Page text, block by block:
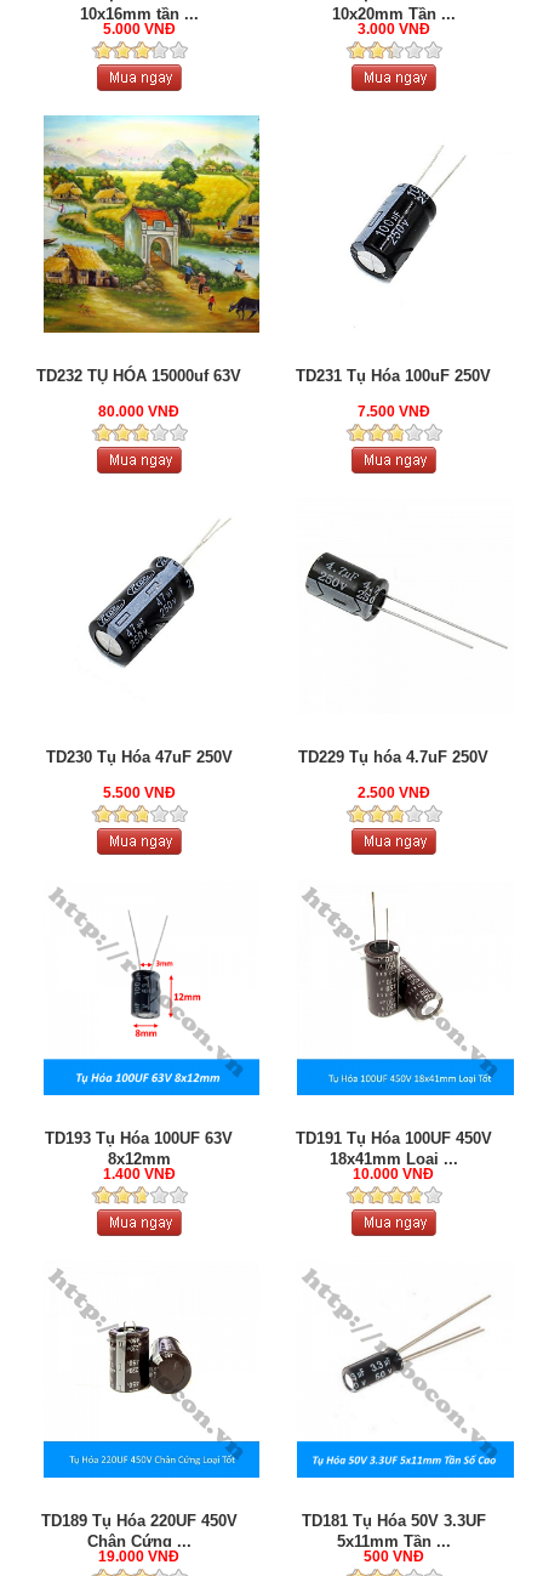
10x16mm tần ...
5.000 VNĐ
10x20mm Tần ...
3.000 VNĐ
TD232 TỤ HÓA 15000uf 63V
80.000 VNĐ
TD231 Tụ Hóa 100uF 250V
7.500 VNĐ
TD230 Tụ Hóa 47uF 250V
5.500 VNĐ
TD229 Tụ hóa 4.7uF 250V
2.500 VNĐ
TD193 Tụ Hóa 100UF 63V
8x12mm
1.400 VNĐ
TD191 Tụ Hóa 100UF 450V
18x41mm Loại ...
10.000 VNĐ
TD189 Tụ Hóa 220UF 450V
Chân Cứng ...
19.000 VNĐ
TD181 Tụ Hóa 50V 3.3UF
5x11mm Tần ...
500 VNĐ